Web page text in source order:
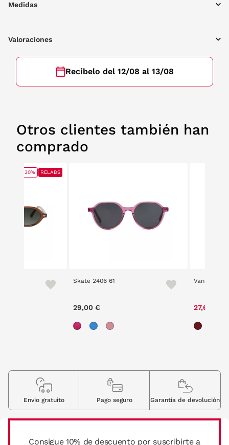
Medidas
Valoraciones
Recíbelo del 12/08 al 13/08
Otros clientes también han
comprado
30% RELABS
Skate 2406 61
29,00 €
Vanity
27,60 €
Consigue 10% de descuento por suscribirte a
Envio gratuito Pago seguro Garantia de devolución